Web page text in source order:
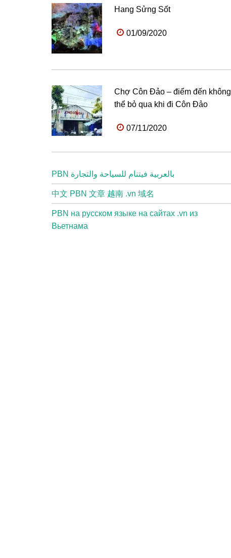
Hang Sửng Sốt
01/09/2020
Chợ Côn Đảo – điểm đến không
thể bỏ qua khi đi Côn Đảo
07/11/2020
PBN بالعربية فيتنام للسياحة والتجارة
中文 PBN 文章 越南 .vn 域名
PBN на русском языке на сайтах .vn из
Вьетнама